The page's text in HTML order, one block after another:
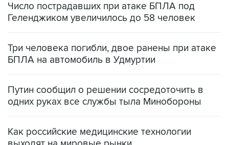
Число пострадавших при атаке БПЛА под
Геленджиком увеличилось до 58 человек
Три человека погибли, двое ранены при атаке
БПЛА на автомобиль в Удмуртии
Путин сообщил о решении сосредоточить в
одних руках все службы тыла Минобороны
Как российские медицинские технологии